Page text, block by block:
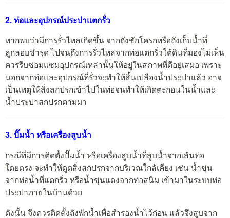
2. ท่อและอุปกรณ์ประปาแตกรั่ว
หากพบว่ามีการรั่วไหลเกิดขึ้น จากถังชักโครกหรือถังเก็บน้ำที่
ลูกลอยชำรุด ไปจนถึงการรั่วไหลจากท่อแตกรั่วใต้ดินที่มองไม่เห็น
ควรรีบซ่อมแซมอุปกรณ์เหล่านั้นให้อยู่ในสภาพที่ดีอยู่เสมอ เพราะ
นอกจากท่อและอุปกรณ์ที่รั่วจะทำให้สิ้นเปลืองน้ำประปาแล้ว อาจ
เป็นเหตุให้สิ่งสกปรกเข้าไปในท่อจนทำให้เกิดตะกอนในน้ำและ
น้ำประปาสกปรกตามมา
3. ปั๊มน้ำ หรือเครื่องสูบน้ำ
กรณีที่มีการติดตั้งปั๊มน้ำ หรือเครื่องสูบน้ำที่สูบน้ำจากเส้นท่อ
โดยตรง จะทำให้ดูดสิ่งสกปรกจากบริเวณใกล้เคียง เช่น น้ำขุ่น
จากท่อน้ำที่แตกรั่ว หรือน้ำขุ่นแดงจากท่อสนิม เข้ามาในระบบท่อ
ประปาภายในบ้านด้วย
ดังนั้น จึงควรติดตั้งถังพักน้ำเพื่อสำรองน้ำไว้ก่อน แล้วจึงสูบจาก